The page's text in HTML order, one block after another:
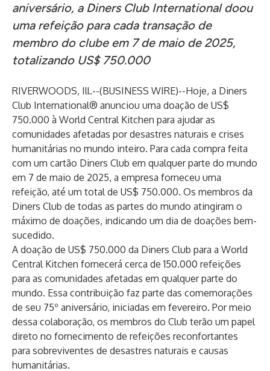
aniversário, a Diners Club International doou
uma refeição para cada transação de
membro do clube em 7 de maio de 2025,
totalizando US$ 750.000
RIVERWOODS, Ill.--(BUSINESS WIRE)--Hoje, a Diners
Club International® anunciou uma doação de US$
750.000 à World Central Kitchen para ajudar as
comunidades afetadas por desastres naturais e crises
humanitárias no mundo inteiro. Para cada compra feita
com um cartão Diners Club em qualquer parte do mundo
em 7 de maio de 2025, a empresa forneceu uma
refeição, até um total de US$ 750.000. Os membros da
Diners Club de todas as partes do mundo atingiram o
máximo de doações, indicando um dia de doações bem-
sucedido.
A doação de US$ 750.000 da Diners Club para a World
Central Kitchen fornecerá cerca de 150.000 refeições
para as comunidades afetadas em qualquer parte do
mundo. Essa contribuição faz parte das comemorações
de seu 75º aniversário, iniciadas em fevereiro. Por meio
dessa colaboração, os membros do Club terão um papel
direto no fornecimento de refeições reconfortantes
para sobreviventes de desastres naturais e causas
humanitárias.